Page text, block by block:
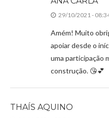
29/10/2021 -
Amém! Muito
apoiar desde o
uma participação
construção. 😘💕
THAÍS AQUINO